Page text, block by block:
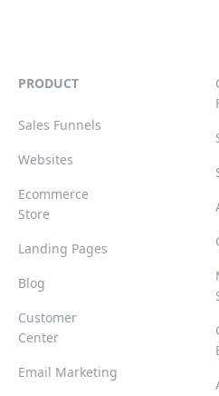
PRODUCT
Sales Funnels
Websites
Ecommerce
Store
Landing Pages
Blog
Customer
Center
Email Marketing